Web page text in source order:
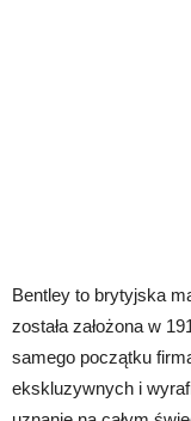
Bentley to brytyjska
została założona w
samego początku
ekskluzywnych i